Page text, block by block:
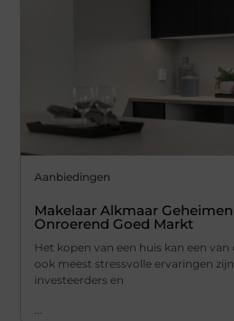
Aanbiedingen
Makelaar Alkmaar
Onroerend Goed Markt
Het kopen van een huis kan een
ook meest stressvolle ervaringen
investeerders en